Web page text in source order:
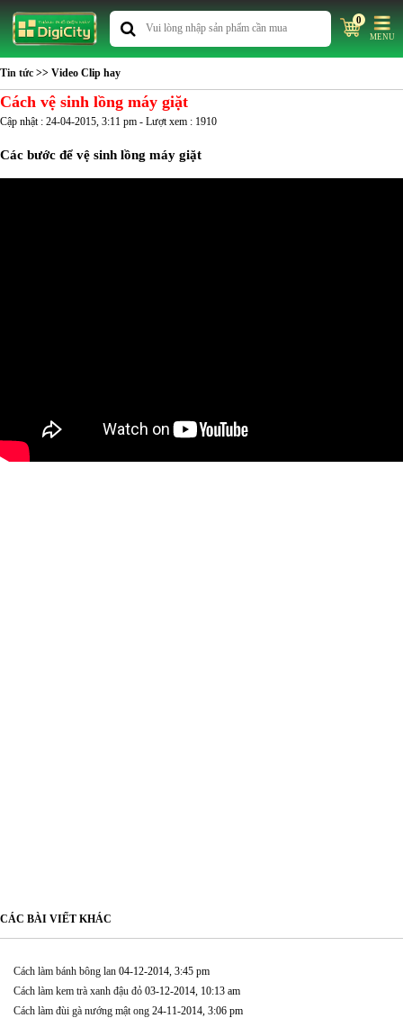
0
MENU
Tin tức >> Video Clip hay
Cách vệ sinh lồng máy giặt
Cập nhật : 24-04-2015, 3:11 pm - Lượt xem : 1910
Các bước để vệ sinh lồng máy giặt
CÁC BÀI VIẾT KHÁC
Cách làm bánh bông lan 04-12-2014, 3:45 pm
Cách làm kem trà xanh đậu đỏ 03-12-2014, 10:13 am
Cách làm đùi gà nướng mật ong 24-11-2014, 3:06 pm